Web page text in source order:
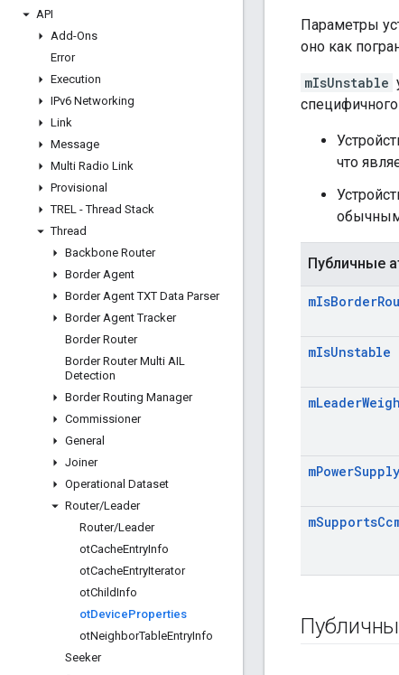
API
Add-Ons
Error
Execution
IPv6 Networking
Link
Message
Multi Radio Link
Provisional
TREL - Thread Stack
Thread
Backbone Router
Border Agent
Border Agent TXT Data Parser
Border Agent Tracker
Border Router
Border Router Multi AIL
Detection
Border Routing Manager
Commissioner
General
Joiner
Operational Dataset
Router/Leader
Router/Leader
otCacheEntryInfo
otCacheEntryIterator
otChildInfo
otDeviceProperties
otNeighborTableEntryInfo
Seeker
Параметры
оно как
mIsUnstable
что
Публичные
mIsBorder
mIsUnstable
mLeader
mPowerSupply
mSupports